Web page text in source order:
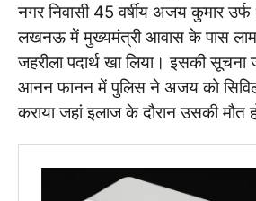
नगर निवासी 45 वर्षीय अजय कुमार
लखनऊ में मुख्यमंत्री आवास के पास
जहरीला पदार्थ खा लिया। इसकी सूचना
आनन फानन में पुलिस ने अजय को
कराया जहां इलाज के दौरान उसकी मौत